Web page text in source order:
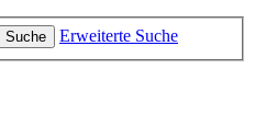
Suche
Erweiterte Suche